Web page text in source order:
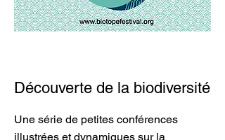
Découverte de la biodiversité
Une série de petites conférences
illustrées et dynamiques sur la